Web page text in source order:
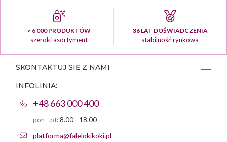
> 6 000 PRODUKTÓW
szeroki asortyment
36 LAT DOŚWIADCZENIA
stabilność rynkowa
SKONTAKTUJ SIĘ Z NAMI
INFOLINIA:
+48 663 000 400
pon - pt:8.00 - 18.00
platforma@falelokikoki.pl